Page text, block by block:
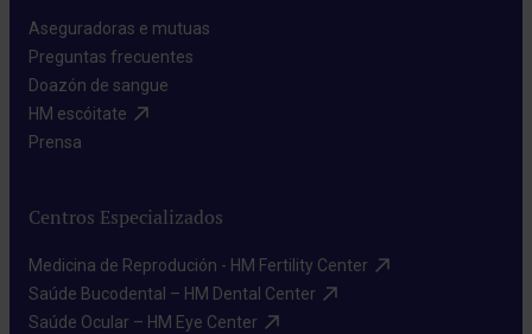
Aseguradoras e mutuas​
Preguntas frecuentes​
Doazón de sangue​
HM escóitate​
Prensa​
Centros Especializados
Medicina de Reprodución - HM Fertility Center​
Saúde Bucodental – HM Dental Center​
Saúde Ocular – HM Eye Center​